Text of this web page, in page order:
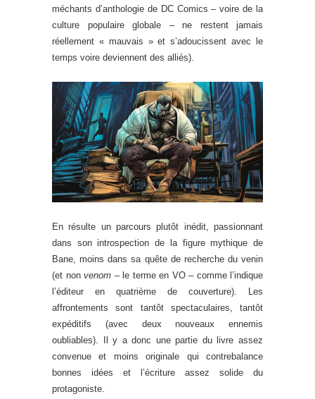
méchants d’anthologie de DC Comics – voire de la
culture populaire globale – ne restent jamais
réellement « mauvais » et s’adoucissent avec le
temps voire deviennent des alliés).
En résulte un parcours plutôt inédit, passionnant
dans son introspection de la figure mythique de
Bane, moins dans sa quête de recherche du venin
(et non venom – le terme en VO – comme l’indique
l’éditeur en quatrième de couverture). Les
affrontements sont tantôt spectaculaires, tantôt
expéditifs (avec deux nouveaux ennemis
oubliables). Il y a donc une partie du livre assez
convenue et moins originale qui contrebalance
bonnes idées et l’écriture assez solide du
protagoniste.